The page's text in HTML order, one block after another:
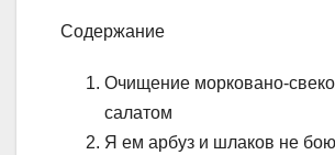
Содержание
Очищение морковано-
салатом
Я ем арбуз и шлаков не